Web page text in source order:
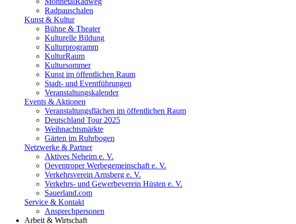
Radpauschalen
Kunst & Kultur
Bühne & Theater
Kulturelle Bildung
Kulturprogramm
KulturRaum
Kultursommer
Kunst im öffentlichen Raum
Stadt- und Eventführungen
Veranstaltungskalender
Events & Aktionen
Veranstaltungsflächen im öffentlichen Raum
Deutschland Tour 2025
Weihnachtsmärkte
Gärten im Ruhrbogen
Netzwerke & Partner
Aktives Neheim e. V.
Oeventroper Werbegemeinschaft e. V.
Verkehrsverein Arnsberg e. V.
Verkehrs- und Gewerbeverein Hüsten e. V.
Sauerland.com
Service & Kontakt
Ansprechpersonen
Arbeit & Wirtschaft